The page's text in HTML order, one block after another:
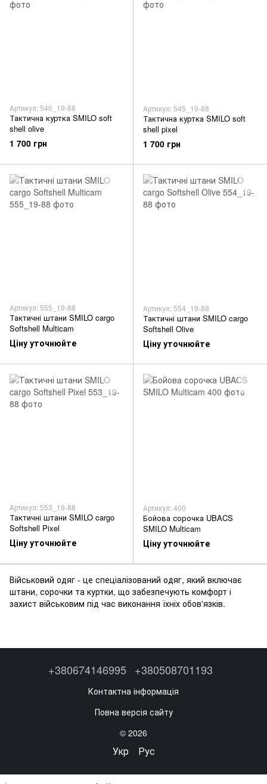
Військовий одяг - це спеціалізований одяг, який включає
штани, сорочки та куртки, що забезпечують комфорт і
захист військовим під час виконання їхніх обов'язків.
Артикул: 546_19-88
Тактична куртка SMILO soft
shell olive
1 700 грн
Артикул: 545_19-88
Тактична куртка SMILO soft
shell pixel
1 700 грн
Артикул: 555_19-88
Тактичні штани SMILO cargo
Softshell Multicam
Ціну уточнюйте
Артикул: 554_19-88
Тактичні штани SMILO cargo
Softshell Olive
Ціну уточнюйте
Артикул: 553_19-88
Тактичні штани SMILO cargo
Softshell Pixel
Ціну уточнюйте
Артикул: 400
Бойова сорочка UBACS
SMILO Multicam
Ціну уточнюйте
+380674146995 +380508701193
Контактна інформація
Повна версія сайту
© 2026
Укр Рус